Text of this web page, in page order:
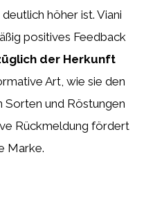
höher ist. Viani
positives Feedback
der Herkunft
Art, wie sie den
Sorten und Röstungen
Rückmeldung fördert
Marke.